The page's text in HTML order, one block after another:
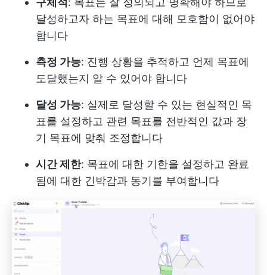
달성하고자 하는 목표에 대해 모호함이 없어야
합니다
측정 가능: 진행 상황을 추적하고 언제 목표에
도달했는지 알 수 있어야 합니다
달성 가능: 실제로 달성할 수 있는 현실적인 목
표를 설정하고 관련 목표를 전반적인 값과 장
기 목표에 맞춰 조정합니다
시간 제한: 목표에 대한 기한을 설정하고 완료
됨에 대한 긴박감과 동기를 부여합니다